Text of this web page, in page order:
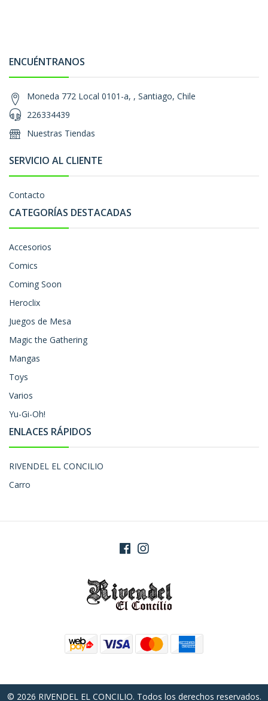
ENCUÉNTRANOS
Moneda 772 Local 0101-a, , Santiago, Chile
226334439
Nuestras Tiendas
SERVICIO AL CLIENTE
Contacto
CATEGORÍAS DESTACADAS
Accesorios
Comics
Coming Soon
Heroclix
Juegos de Mesa
Magic the Gathering
Mangas
Toys
Varios
Yu-Gi-Oh!
ENLACES RÁPIDOS
RIVENDEL EL CONCILIO
Carro
© 2026 RIVENDEL EL CONCILIO. Todos los derechos reservados.